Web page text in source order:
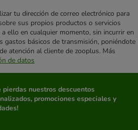
tu dirección de correo electrónico para
sus propios productos o servicios
ello en cualquier momento, sin incurrir en
gastos básicos de transmisión, poniéndote
atención al cliente de zooplus. Más
de datos
pierdas nuestros descuentos
promociones especiales y